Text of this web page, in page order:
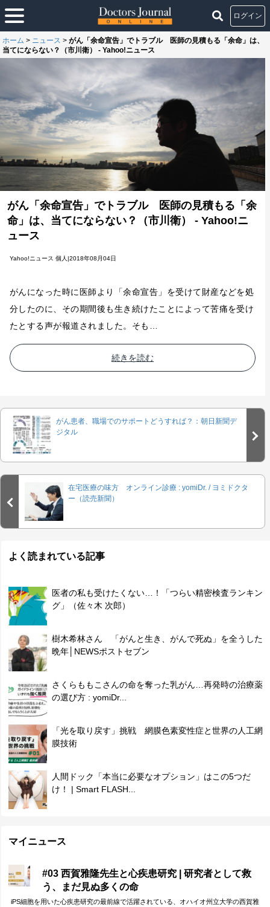
ログイン
ホーム > ニュース > がん「余命宣告」でトラブル 医師の見積もる「余命」は、
当てにならない？（市川衛） - Yahoo!ニュース
がん「余命宣告」でトラブル 医師の見積もる「余
命」は、当てにならない？（市川衛） - Yahoo!ニ
ュース
Yahoo!ニュース 個人|2018年08月04日
がんになった時に医師より「余命宣告」を受けて財産などを処
分したのに、その期間後も生き続けたことによって苦痛を受け
たとする声が報道されました。そも…
続きを読む
がん患者、職場でのサポートどうすれば？：朝日新聞デ
ジタル
在宅医療の味方 オンライン診療 : yomiDr. / ヨミドクタ
ー（読売新聞）
よく読まれている記事
医者の私も受けたくない…！「つらい精密検査ランキン
グ」（佐々木 次郎）
樹木希林さん 「がんと生き、がんで死ぬ」を全うした
晩年│NEWSポストセブン
さくらももこさんの命を奪った乳がん…再発時の治療薬
の選び方 : yomiDr...
「光を取り戻す」挑戦 網膜色素変性症と世界の人工網
膜技術
人間ドック「本当に必要なオプション」はこの5つだ
け！ | Smart FLASH...
マイニュース
#03 西賀雅隆先生と心疾患研究 | 研究者として救
う、まだ見ぬ多くの命
iPS細胞を用いた心疾患研究の最前線で活躍されている、オハイオ州立大学の西賀雅